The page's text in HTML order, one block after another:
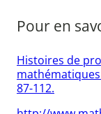
Pour en
Histoires de
87-112.